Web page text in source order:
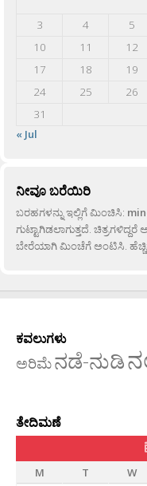
3
4 5
10
11 12
17
18 19
24
25 26
31
« Jul
ನೀವೂ ಬರೆಯಿರಿ
ಬರಹಗಳನ್ನು ಇಲ್ಲಿಗೆ ಮಿಂಚಿಸಿ:
ಗುಟ್ಟಾಗಿಡಲಾಗುತ್ತದೆ.
ಬೇರೆಯಾಗಿ ಮಿಂಚೆಗೆ ಅಂಟಿಸಿ.
ಕವಲುಗಳು
ಅರಿಮೆನಡೆ-ನುಡಿ
ತೇದಿಮಣೆ
M
T W